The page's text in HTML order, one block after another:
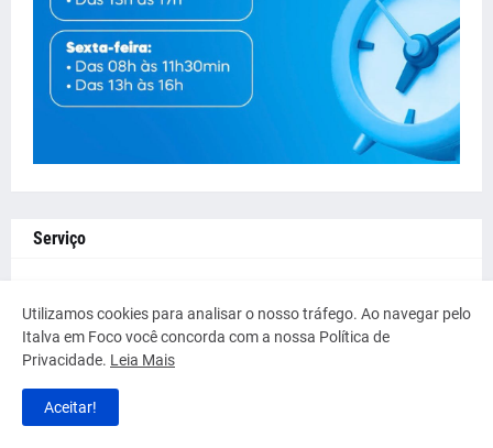
Serviço
Utilizamos cookies para analisar o nosso tráfego. Ao navegar pelo
Italva em Foco você concorda com a nossa Política de
Privacidade. Leia Mais
Aceitar!